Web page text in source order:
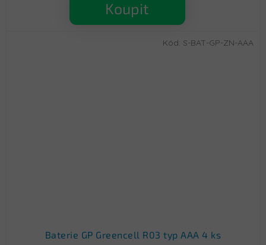
Koupit
Baterie GP Greencell R03 typ AAA 4 ks
Kód: S-BAT-GP-ZN-AAA